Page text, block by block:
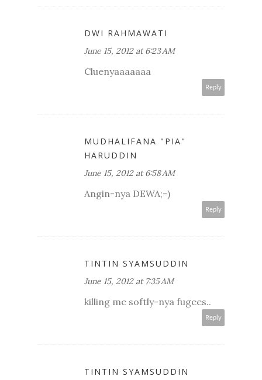
DWI RAHMAWATI
June 15, 2012 at 6:23 AM
Cluenyaaaaaaa
Reply
MUDHALIFANA "PIA"
HARUDDIN
June 15, 2012 at 6:58 AM
Angin-nya DEWA;-)
Reply
TINTIN SYAMSUDDIN
June 15, 2012 at 7:35 AM
killing me softly-nya fugees..
Reply
TINTIN SYAMSUDDIN